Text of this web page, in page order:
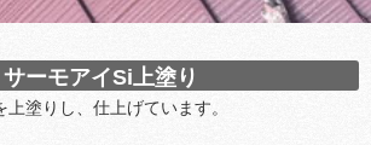
サーモアイSi上塗り
塗りし、仕上げています。